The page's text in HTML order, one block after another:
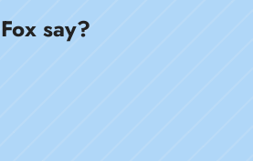
say?